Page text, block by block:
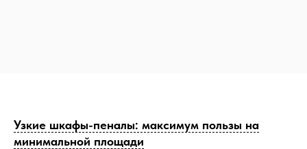
Узкие шкафы-пеналы: максимум пользы на
минимальной площади